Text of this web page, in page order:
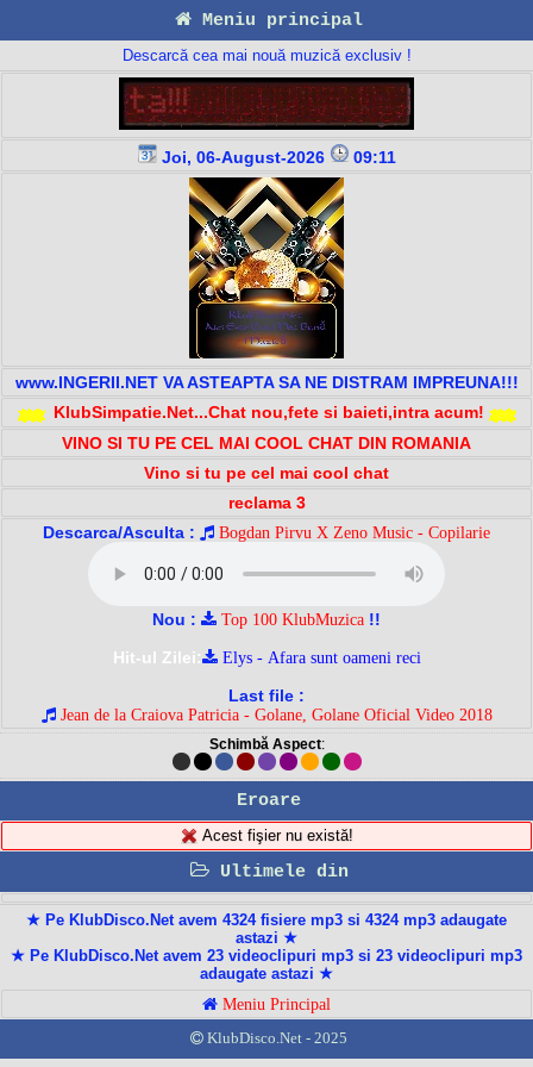
Meniu principal
Descarcă cea mai nouă muzică exclusiv !
Joi, 06-August-2026 09:11
www.INGERII.NET VA ASTEAPTA SA NE DISTRAM IMPREUNA!!!
KlubSimpatie.Net...Chat nou,fete si baieti,intra acum!
VINO SI TU PE CEL MAI COOL CHAT DIN ROMANIA
Vino si tu pe cel mai cool chat
reclama 3
Descarca/Asculta :
Bogdan Pirvu X Zeno Music - Copilarie
Nou : Top 100 KlubMuzica !!
Hit-ul Zilei:
Elys - Afara sunt oameni reci
Last file :
Jean de la Craiova Patricia - Golane, Golane Oficial Video 2018
Schimbă Aspect:
Eroare
Acest fişier nu există!
Ultimele din
★ Pe KlubDisco.Net avem 4324 fisiere mp3 si 4324 mp3 adaugate
astazi ★
★ Pe KlubDisco.Net avem 23 videoclipuri mp3 si 23 videoclipuri mp3
adaugate astazi ★
Meniu Principal
KlubDisco.Net - 2025